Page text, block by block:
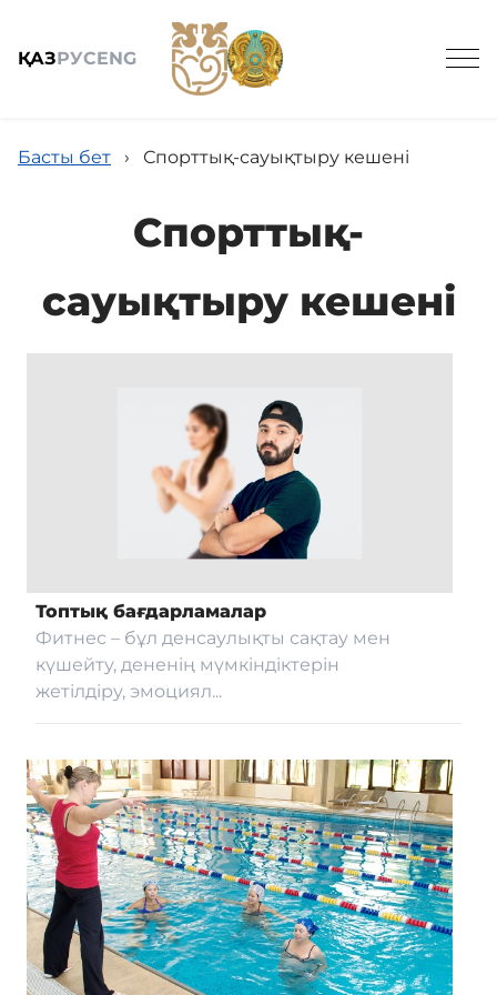
ҚАЗРУСENG
Бос жұмыс орындары
Мейрамхана
Блог
Бейне галерея
Сатып алу
COVID-19
Басты бет › Спорттық-сауықтыру кешені
Спорттық-
сауықтыру кешені
Топтық бағдарламалар
Фитнес – бұл денсаулықты сақтау мен
күшейту, дененің мүмкіндіктерін
жетілдіру, эмоциял...